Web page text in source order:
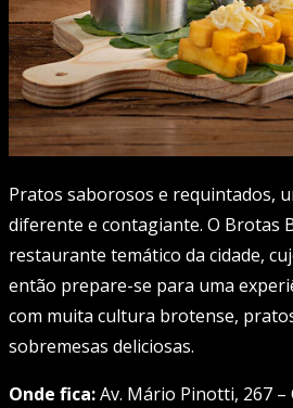
Pratos saborosos e requintados,
diferente e contagiante. O Brotas
restaurante temático da cidade,
então prepare-se para uma
com muita cultura brotense,
sobremesas deliciosas.
Onde fica:Av. Mário Pinotti, 267